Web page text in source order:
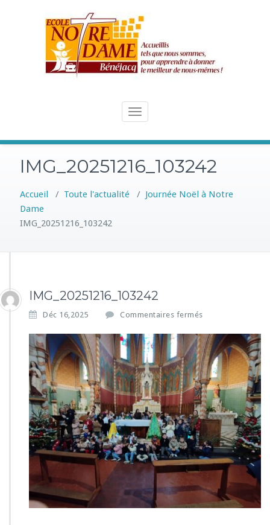
Toggle
IMG_20251216_103242
Accueil / Toute l'actualité / Journée Noël à Notre
Dame
IMG_20251216_103242
IMG_20251216_103242
Déc 16,2025 Commentaires fermés
r
I
M
G
_
2
0
2
5
1
2
1
6
_
1